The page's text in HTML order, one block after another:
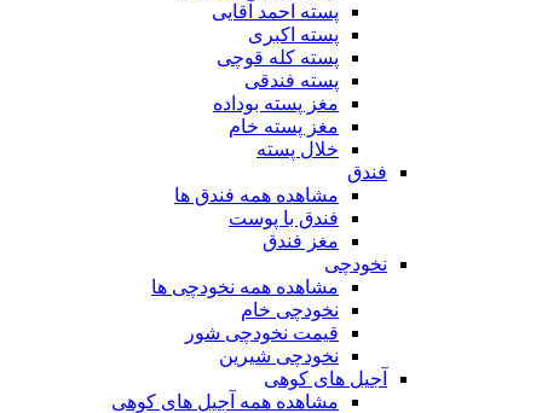
پسته احمد آقایی
پسته اکبری
پسته کله قوچی
پسته فندقی
مغز پسته بوداده
مغز پسته خام
خلال پسته
فندق
مشاهده همه فندق ها
فندق با پوست
مغز فندق
نخودچی
مشاهده همه نخودچی ها
نخودچی خام
قیمت نخودچی شور
نخودچی شیرین
آجیل های کوهی
مشاهده همه آجیل های کوهی